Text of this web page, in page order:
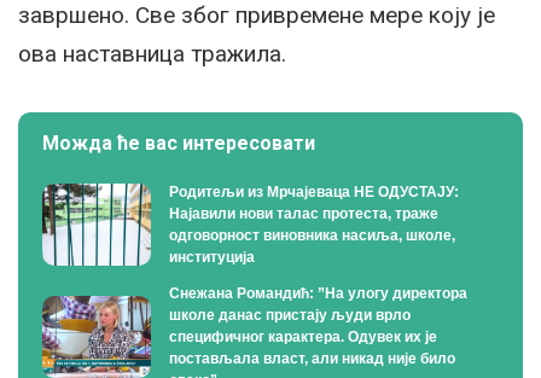
завршено. Све због привремене мере коју је
ова наставница тражила.
Можда ће вас интересовати
Родитељи из Мрчајеваца НЕ ОДУСТАЈУ:
Најавили нови талас протеста, траже
одговорност виновника насиља, школе,
институција
Снежана Романдић: ”На улогу директора
школе данас пристају људи врло
специфичног карактера. Одувек их је
постављала власт, али никад није било